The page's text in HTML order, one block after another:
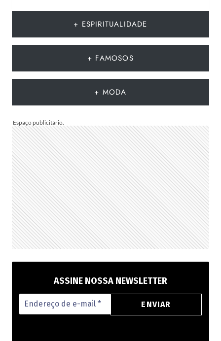
DE
MODA
QUE
AO
NA
PRÓXIMA
TEMPORADA
+ ESPIRITUALIDADE
+ FAMOSOS
+ MODA
ASSINE NOSSA NEWSLETTER